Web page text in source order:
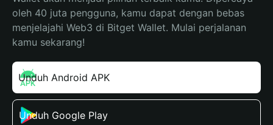
oleh 40 juta pengguna, kamu dapat dengan bebas
menjelajahi Web3 di Bitget Wallet. Mulai perjalanan
kamu sekarang!
Unduh Android APK
Unduh Google Play